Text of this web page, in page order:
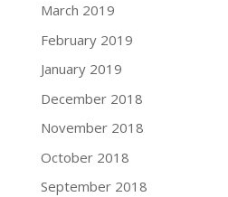
March 2019
February 2019
January 2019
December 2018
November 2018
October 2018
September 2018